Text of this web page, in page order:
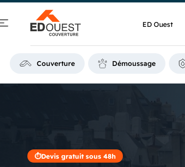
ED Ouest
Couverture Démoussage
⏱Devis gratuit sous 48h